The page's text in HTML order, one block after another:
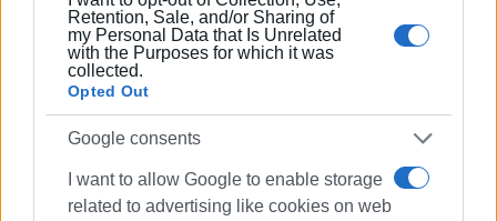
Retention, Sale, and/or Sharing of
my Personal Data that Is Unrelated
with the Purposes for which it was
collected.
Opted Out
Google consents
I want to allow Google to enable storage
related to advertising like cookies on web
Πολιτισμού.